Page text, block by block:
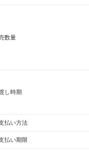
数量
し時期
払い方法
払い期限